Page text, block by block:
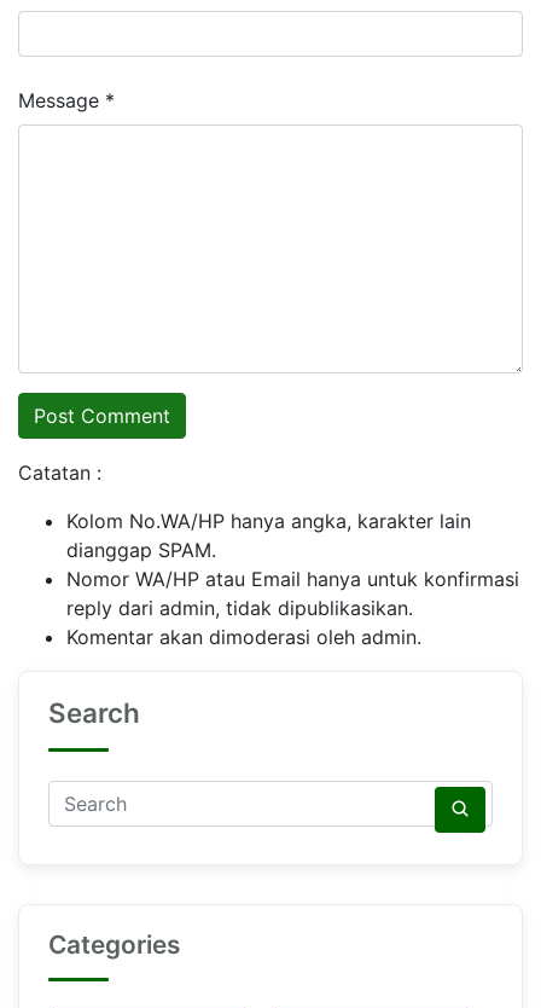
Message *
Catatan :
Kolom No.WA/HP hanya angka, karakter lain
dianggap SPAM.
Nomor WA/HP atau Email hanya untuk konfirmasi
reply dari admin, tidak dipublikasikan.
Komentar akan dimoderasi oleh admin.
Search
Categories